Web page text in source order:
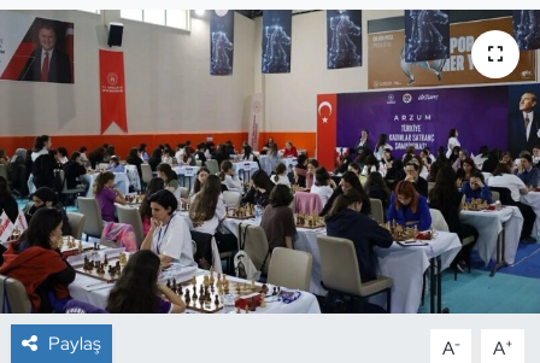
Paylaş A- A+
Buz Hokeyi
Buz Pateni
Çim Hokeyi
Cimnastik
Curling
Dağcılık